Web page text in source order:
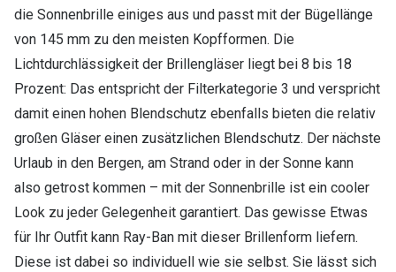
die Sonnenbrille einiges aus und passt mit der Bügellänge
von 145 mm zu den meisten Kopfformen. Die
Lichtdurchlässigkeit der Brillengläser liegt bei 8 bis 18
Prozent: Das entspricht der Filterkategorie 3 und verspricht
damit einen hohen Blendschutz ebenfalls bieten die relativ
großen Gläser einen zusätzlichen Blendschutz. Der nächste
Urlaub in den Bergen, am Strand oder in der Sonne kann
also getrost kommen – mit der Sonnenbrille ist ein cooler
Look zu jeder Gelegenheit garantiert. Das gewisse Etwas
für Ihr Outfit kann Ray-Ban mit dieser Brillenform liefern.
Diese ist dabei so individuell wie sie selbst. Sie lässt sich